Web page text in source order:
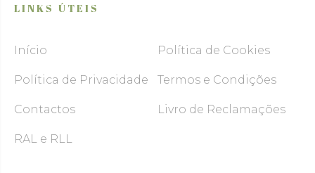
LINKS ÚTEIS
Início Política de Cookies
Política de Privacidade Termos e Condições
Contactos Livro de Reclamações
RAL e RLL